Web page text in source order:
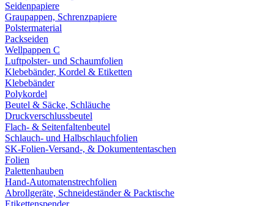
Seidenpapiere
Graupappen, Schrenzpapiere
Polstermaterial
Packseiden
Wellpappen C
Luftpolster- und Schaumfolien
Klebebänder, Kordel & Etiketten
Klebebänder
Polykordel
Beutel & Säcke, Schläuche
Druckverschlussbeutel
Flach- & Seitenfaltenbeutel
Schlauch- und Halbschlauchfolien
SK-Folien-Versand-, & Dokumententaschen
Folien
Palettenhauben
Hand-Automatenstrechfolien
Abrollgeräte, Schneideständer & Packtische